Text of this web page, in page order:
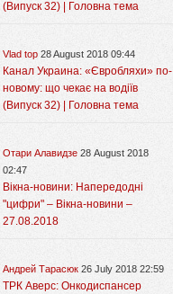
(Випуск 32) | Головна тема
Vlad top 28 August 2018 09:44
Канал Украина: «Євробляхи» по-
новому: що чекає на водіїв
(Випуск 32) | Головна тема
Отари Алавидзе 28 August 2018
02:47
Вікна-новини: Напередодні
"цифри" – Вікна-новини –
27.08.2018
Андрей Тарасюк 26 July 2018 22:59
ТРК Аверс: Онкодиспансер